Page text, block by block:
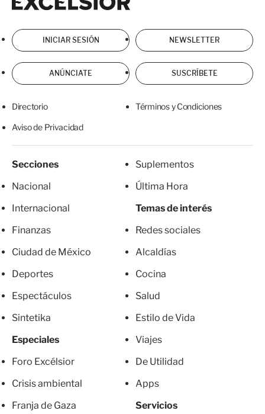
INICIAR SESIÓN NEWSLETTER
ANÚNCIATE SUSCRÍBETE
Directorio Términos y Condiciones
Aviso de Privacidad
Secciones
Nacional
Internacional
Finanzas
Ciudad de México
Deportes
Espectáculos
Sintetika
Especiales
Foro Excélsior
Crisis ambiental
Franja de Gaza
Suplementos
Última Hora
Temas de interés
Redes sociales
Alcaldías
Cocina
Salud
Estilo de Vida
Viajes
De Utilidad
Apps
Servicios